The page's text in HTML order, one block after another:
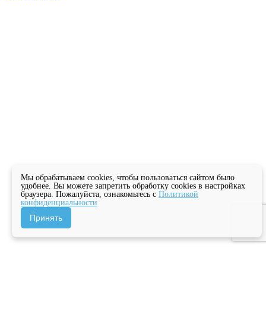
Мы обрабатываем cookies, чтобы пользоваться сайтом было
удобнее. Вы можете запретить обработку cookies в настройках
браузера. Пожалуйста, ознакомьтесь с Политикой
конфиденциальности
Принять